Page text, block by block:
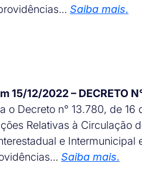
Saiba mais.
15/12/2022 – DECRETO
o Decreto n° 13.780, de
Relativas à Circulação
e
Saiba mais.